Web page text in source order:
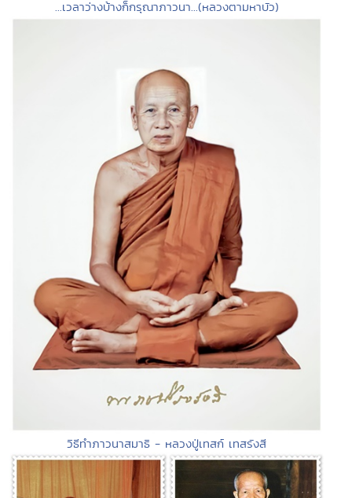
...เวลาว่างบ้างก็กรุณาภาวนา...(หลวงตามหาบัว)
วิธีทำภาวนาสมาธิ - หลวงปู่เทสก์ เทสรังสี